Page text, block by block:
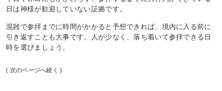
日は神様が歓迎していない証拠です。
混雑で参拝までに時間がかかると予想できれば、境内に入る前に
引き返すことも大事です。人が少なく、落ち着いて参拝できる日
時を選びましょう。
( 次のページへ続く )